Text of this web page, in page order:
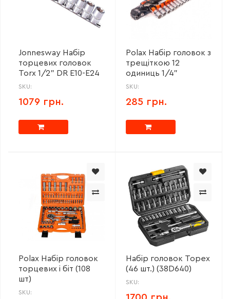
Jonnesway Набір
торцевих головок
Torx 1/2" DR E10-E24
SKU:
1079 грн.
Polax Набір головок з
трещіткою 12
одиниць 1/4"
SKU:
285 грн.
Polax Набір головок
торцевих і біт (108
шт)
SKU:
Набір головок Topex
(46 шт.) (38D640)
SKU: